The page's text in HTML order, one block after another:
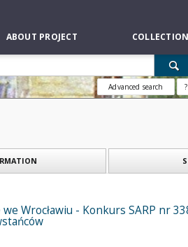
ABOUT PROJECT
Advanced search ?
Wrocławiu - Konkurs SARP nr